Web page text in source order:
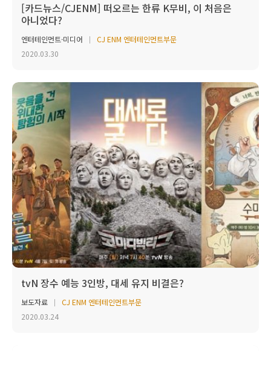
[카드뉴스/CJENM] 떠오르는 한류 K무비, 이 처음은
아니었다?
엔터테인먼트·미디어
CJ ENM 엔터테인먼트부문
2020.03.30
tvN 장수 예능 3인방, 대세 유지 비결은?
보도자료
CJ ENM 엔터테인먼트부문
2020.03.24